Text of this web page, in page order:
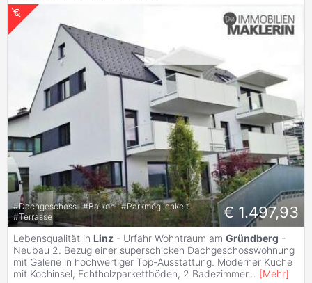
#Dachgeschoss #Balkon #Parkmöglichkeit
#Terrasse € 1.497,93
Lebensqualität in Linz - Urfahr Wohntraum am Gründberg -
Neubau 2. Bezug einer superschicken Dachgeschosswohnung
mit Galerie in hochwertiger Top-Ausstattung. Moderner Küche
mit Kochinsel, Echtholzparkettböden, 2 Badezimmer... [Mehr]